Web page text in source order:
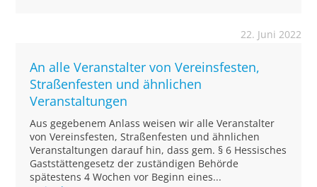
22. Juni 2022
An alle Veranstalter von Vereinsfesten,
Straßenfesten und ähnlichen
Veranstaltungen
Aus gegebenem Anlass weisen wir alle Veranstalter
von Vereinsfesten, Straßenfesten und ähnlichen
Veranstaltungen darauf hin, dass gem. § 6 Hessisches
Gaststättengesetz der zuständigen Behörde
spätestens 4 Wochen vor Beginn eines...